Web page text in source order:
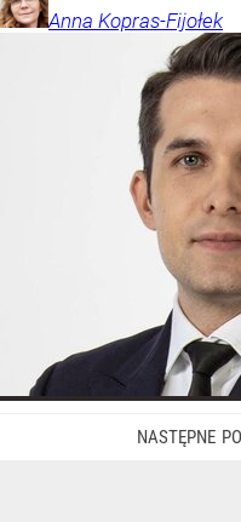
Anna Kopras-Fijołek